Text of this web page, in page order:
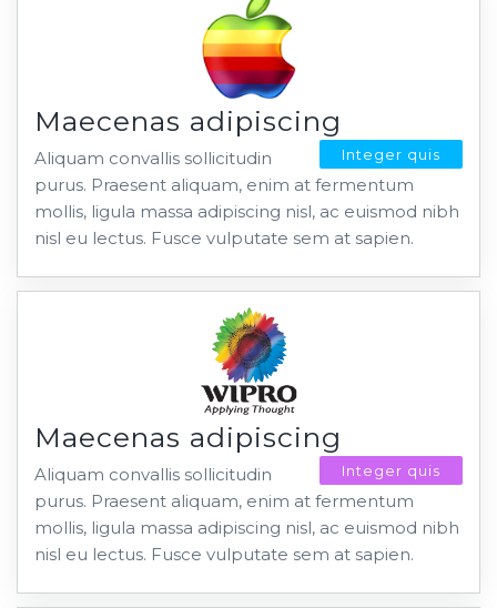
Maecenas adipiscing
Integer quis
Aliquam convallis sollicitudin
purus. Praesent aliquam, enim at fermentum
mollis, ligula massa adipiscing nisl, ac euismod nibh
nisl eu lectus. Fusce vulputate sem at sapien.
Maecenas adipiscing
Integer quis
Aliquam convallis sollicitudin
purus. Praesent aliquam, enim at fermentum
mollis, ligula massa adipiscing nisl, ac euismod nibh
nisl eu lectus. Fusce vulputate sem at sapien.